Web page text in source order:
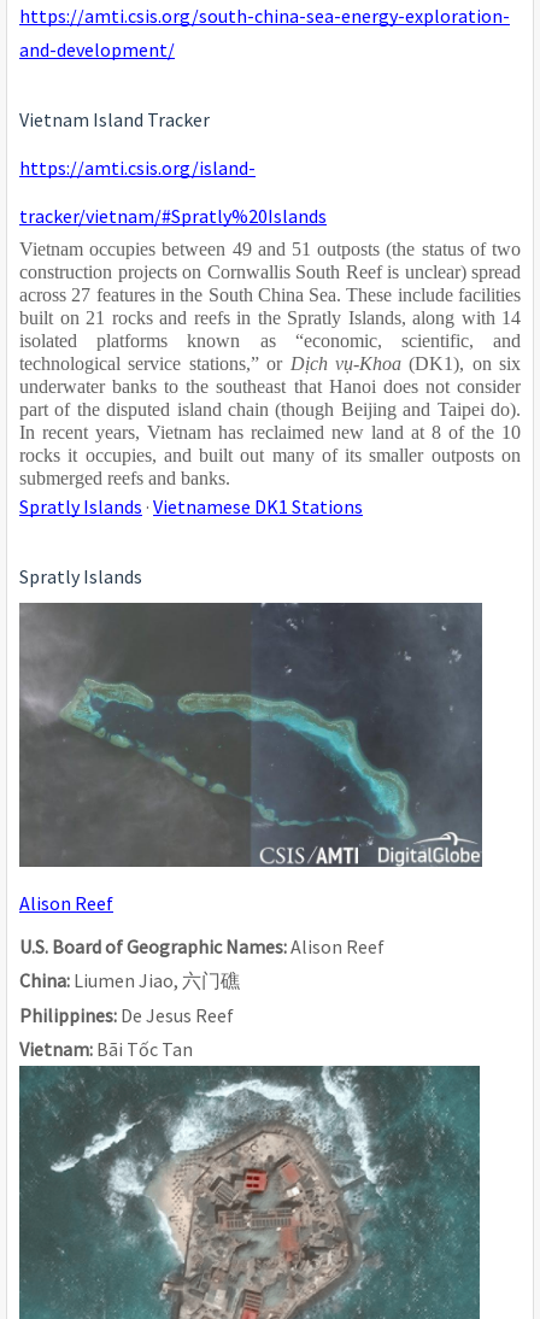
https://amti.csis.org/south-china-sea-energy-exploration-
and-development/
Vietnam Island Tracker
https://amti.csis.org/island-
tracker/vietnam/#Spratly%20Islands
Vietnam occupies between 49 and 51 outposts (the status of two
construction projects on Cornwallis South Reef is unclear) spread
across 27 features in the South China Sea. These include facilities
built on 21 rocks and reefs in the Spratly Islands, along with 14
isolated platforms known as “economic, scientific, and
technological service stations,” or Dịch vụ-Khoa (DK1), on six
underwater banks to the southeast that Hanoi does not consider
part of the disputed island chain (though Beijing and Taipei do).
In recent years, Vietnam has reclaimed new land at 8 of the 10
rocks it occupies, and built out many of its smaller outposts on
submerged reefs and banks.
Spratly Islands · Vietnamese DK1 Stations
Spratly Islands
Alison Reef
U.S. Board of Geographic Names: Alison Reef
China: Liumen Jiao, 六门礁
Philippines: De Jesus Reef
Vietnam: Bãi Tốc Tan